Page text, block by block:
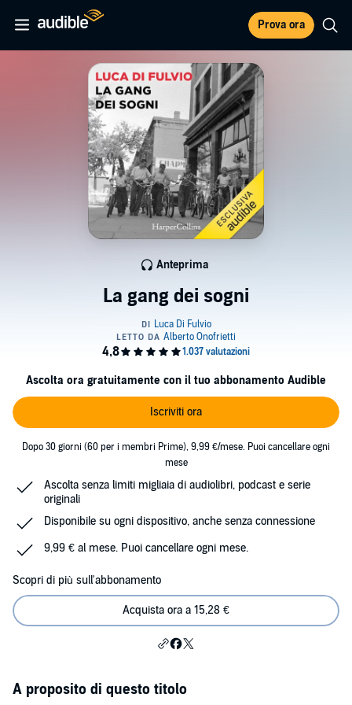
Prova ora
La gang dei sogni
Anteprima
Ascolta ora gratuitamente con il tuo abbonamento Audible
Iscriviti ora
Dopo 30 giorni (60 per i membri Prime), 9,99 €/mese. Puoi cancellare ogni
mese
Ascolta senza limiti migliaia di audiolibri, podcast e serie
originali
Disponibile su ogni dispositivo, anche senza connessione
9,99 € al mese. Puoi cancellare ogni mese.
Scopri di più sull'abbonamento
Acquista ora a 15,28 €
A proposito di questo titolo